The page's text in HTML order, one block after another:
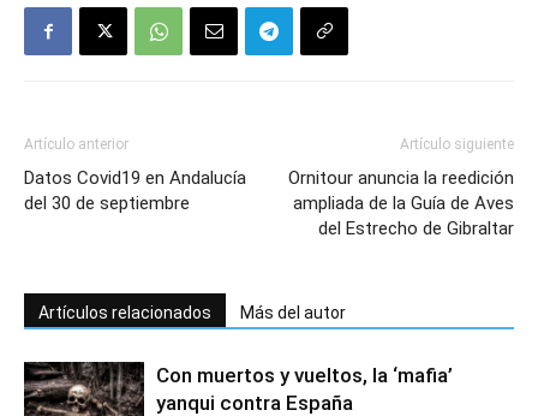
Artículo anterior
Datos Covid19 en Andalucía
del 30 de septiembre
Artículo siguiente
Ornitour anuncia la reedición
ampliada de la Guía de Aves
del Estrecho de Gibraltar
Artículos relacionados Más del autor
Con muertos y vueltos, la ‘mafia’
yanqui contra España